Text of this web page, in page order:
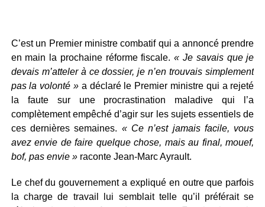
C’est un Premier ministre combatif qui a annoncé prendre
en main la prochaine réforme fiscale.« Je savais que je
devais m’atteler à ce dossier, je n’en trouvais simplement
pas la volonté » a déclaré le Premier ministre qui a rejeté
la faute sur une procrastination maladive qui l’a
complètement empêché d’agir sur les sujets essentiels de
ces dernières semaines. « Ce n’est jamais facile, vous
avez envie de faire quelque chose, mais au final, mouef,
bof, pas envie »raconte Jean-Marc Ayrault.
Le chef du gouvernement a expliqué en outre que parfois
la charge de travail lui semblait telle qu’il préférait se